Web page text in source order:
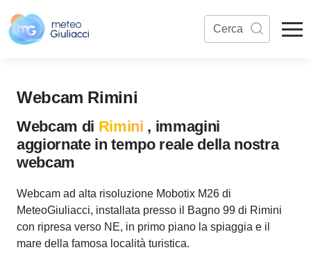
Webcam Rimini
Webcam di Rimini , immagini
aggiornate in tempo reale della nostra
webcam
Webcam ad alta risoluzione Mobotix M26 di
MeteoGiuliacci, installata presso il Bagno 99 di Rimini
con ripresa verso NE, in primo piano la spiaggia e il
mare della famosa località turistica.